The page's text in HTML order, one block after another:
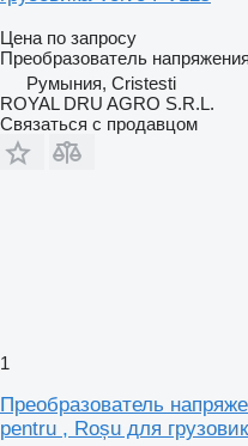
Цена по запросу
Преобразователь напряжения
Румыния, Cristesti
ROYAL DRU AGRO S.R.L.
Связаться с продавцом
1
Преобразователь
pentru , Roșu для